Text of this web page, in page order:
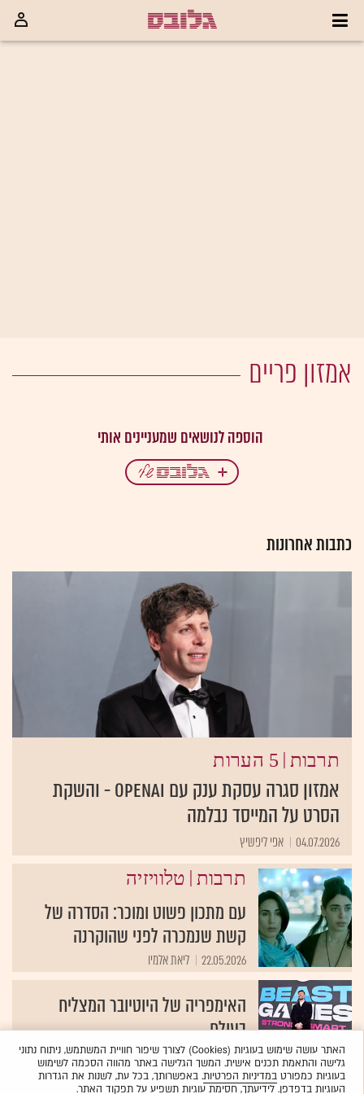
אמזון פריים
כתבות אחרונות
תרבות | 5 הערות
אמזון סגרה עסקת ענק עם openAI - והשקת
הסרט על המייסד נבלמה
04.07.2026 אפי ליפשיץ
תרבות | טלוויזיה
עם מתכון פשוט ומוכר: הסדרה של
קשת שנמכרה לפני שהוקרנה
22.05.2026 ליאת אלמיו
האימפריה של היוטיובר המצליח
בעולם
19.01.2026
The Wall Street Journal
האתר עושה שימוש בעוגיות (Cookies) לצורך שיפור חוויית המשתמש, ניתוח נתוני
גלישה והתאמת תכנים אישית. המשך הגלישה באתר מהווה הסכמה לשימוש
בעוגיות כמפורטבמדיניות הפרטיות. באפשרותך, בכל עת, לשנות את הגדרות
העוגיות בדפדפן. לידיעתך, חסימת עוגיות תשפיע על תפקוד האתר.